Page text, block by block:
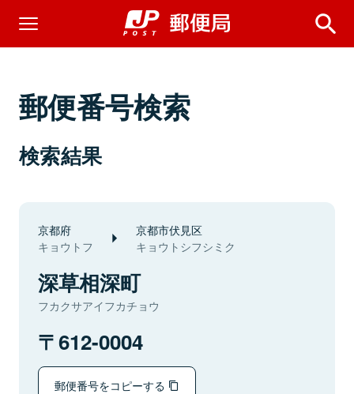
郵便番号検索
検索結果
京都府
キョウトフ
京都市伏見区
キョウトシフシミク
深草相深町
フカクサアイフカチョウ
612-0004
郵便番号をコピーする